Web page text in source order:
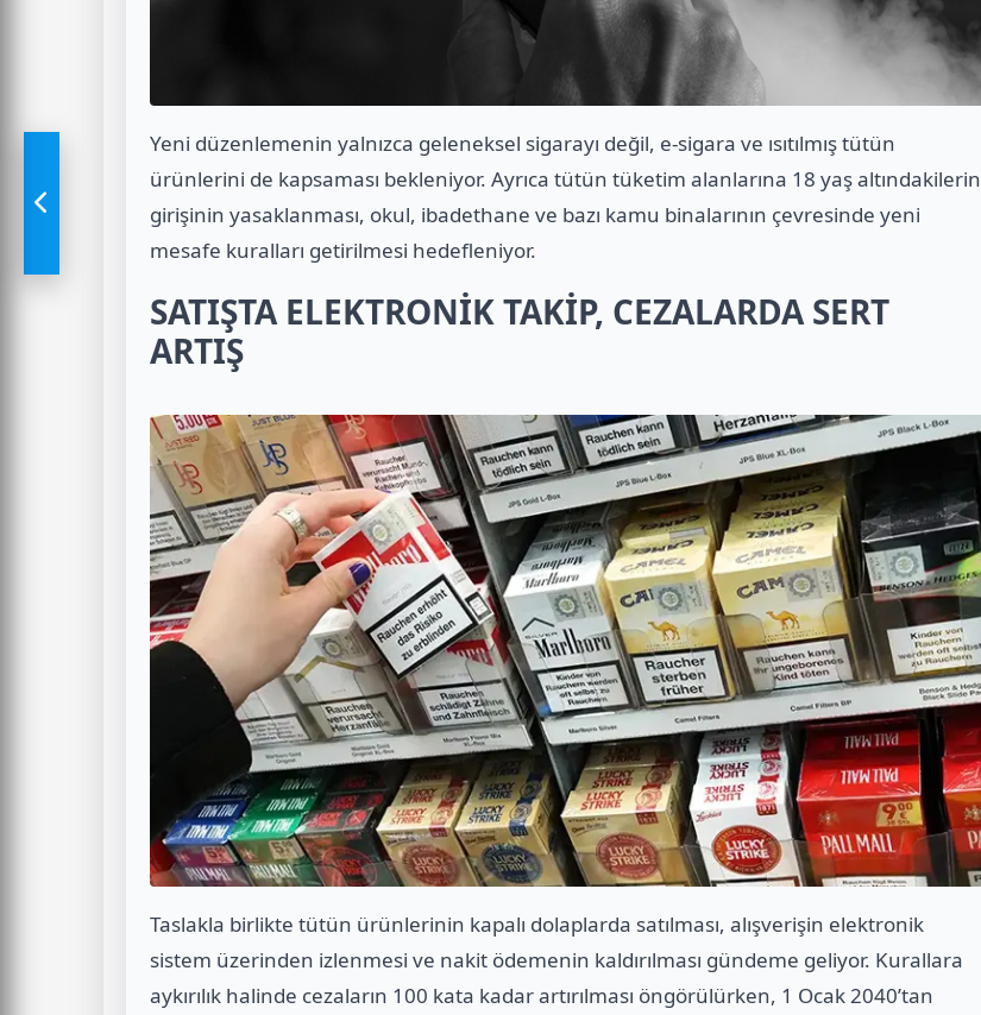
Yeni düzenlemenin yalnızca geleneksel sigarayı değil, e-sigara ve ısıtılmış tütün
ürünlerini de kapsaması bekleniyor. Ayrıca tütün tüketim alanlarına 18 yaş altındakilerin
girişinin yasaklanması, okul, ibadethane ve bazı kamu binalarının çevresinde yeni
mesafe kuralları getirilmesi hedefleniyor.
SATIŞTA ELEKTRONİK TAKİP, CEZALARDA SERT
ARTIŞ
Taslakla birlikte tütün ürünlerinin kapalı dolaplarda satılması, alışverişin elektronik
sistem üzerinden izlenmesi ve nakit ödemenin kaldırılması gündeme geliyor. Kurallara
aykırılık halinde cezaların 100 kata kadar artırılması öngörülürken, 1 Ocak 2040’tan